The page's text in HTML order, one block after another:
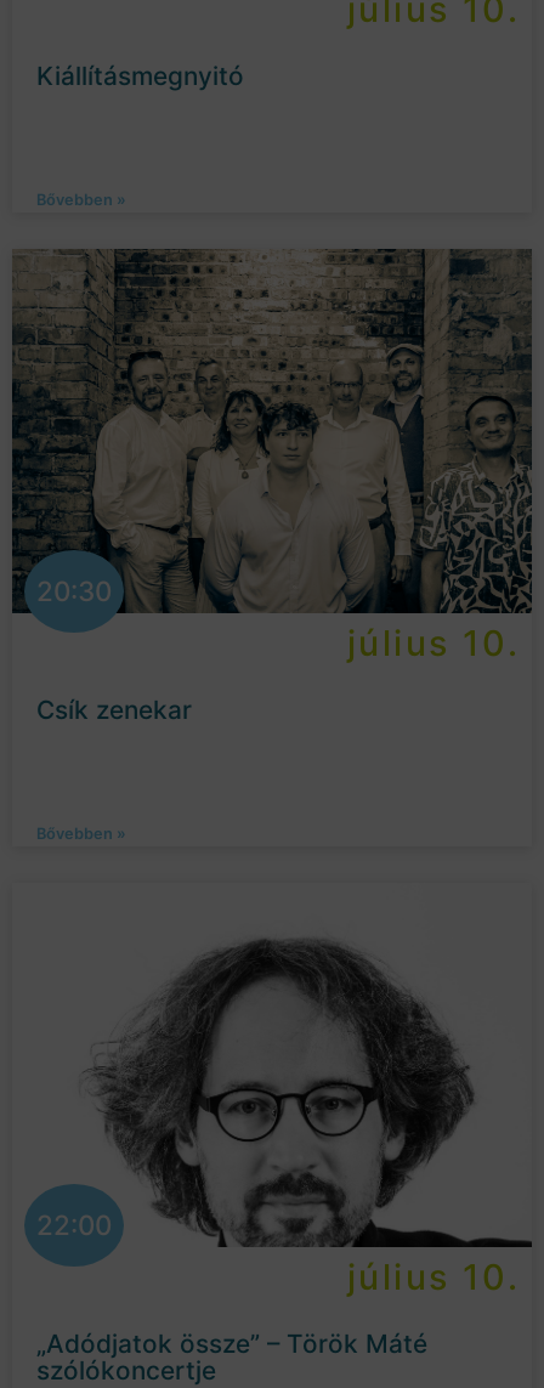
július 10.
Kiállításmegnyitó
Bővebben »
20:30
július 10.
Csík zenekar
Bővebben »
22:00
július 10.
„Adódjatok össze” – Török Máté
szólókoncertje